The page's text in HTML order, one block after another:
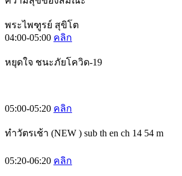
พระไพฑูรย์ สุขิโต
04:00-05:00 คลิก
หยุดใจ ชนะภัยโควิด-19
05:00-05:20 คลิก
ทำวัตรเช้า (NEW ) sub th en ch 14 54 m
05:20-06:20 คลิก